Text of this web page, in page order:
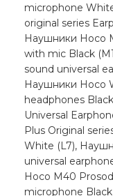
microphone
original series
Наушники Hoco
with mic Black
sound universal
Наушники Hoco
headphones
Universal
Plus Original
White (L7),
universal
Hoco M40
microphone